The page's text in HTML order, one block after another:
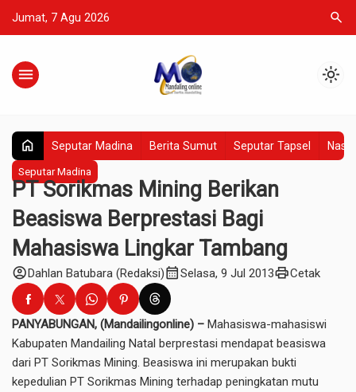
Jumat, 7 Agu 2026 search
menu light_mode
home Seputar Madina Berita Sumut Seputar Tapsel
Seputar Madina
PT Sorikmas Mining Berikan
Beasiswa Berprestasi Bagi
Mahasiswa Lingkar Tambang
account_circleDahlan Batubara (Redaksi)calendar_monthSelasa, 9 Jul 2013printCetak
PANYABUNGAN, (Mandailingonline) – Mahasiswa-mahasiswi
Kabupaten Mandailing Natal berprestasi mendapat beasiswa
dari PT Sorikmas Mining. Beasiswa ini merupakan bukti
kepedulian PT Sorikmas Mining terhadap peningkatan mutu